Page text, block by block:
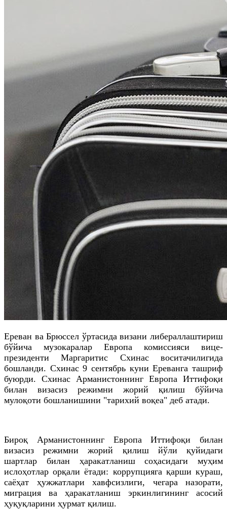
Ереван ваБрюссел ўртасида визани либераллаштириш
бўйича музокаралар Европа комиссияси вице-
президентиМаргаритис Схинасвоситачилигида
бошланди. Схинас9 cентябрь куниЕреванга ташриф
буюрди. Схинас Арманистоннинг Европа Иттифоқи
билан визасиз режимни жорий қилиш бўйича
мулоқоти бошланишини "тарихий воқеа" деб атади.
Бироқ АрманистоннингЕвропа Иттифоқи билан
визасиз режимни жорий қилиш йўли қуйидаги
шартлар билан ҳаракатланиш соҳасидаги муҳим
ислоҳотлар орқали ётади: коррупцияга қарши кураш,
саёҳат ҳужжатлари хавфсизлиги, чегара назорати,
миграция ва ҳаракатланиш эркинлигининг асосий
ҳуқуқларини ҳурмат қилиш.